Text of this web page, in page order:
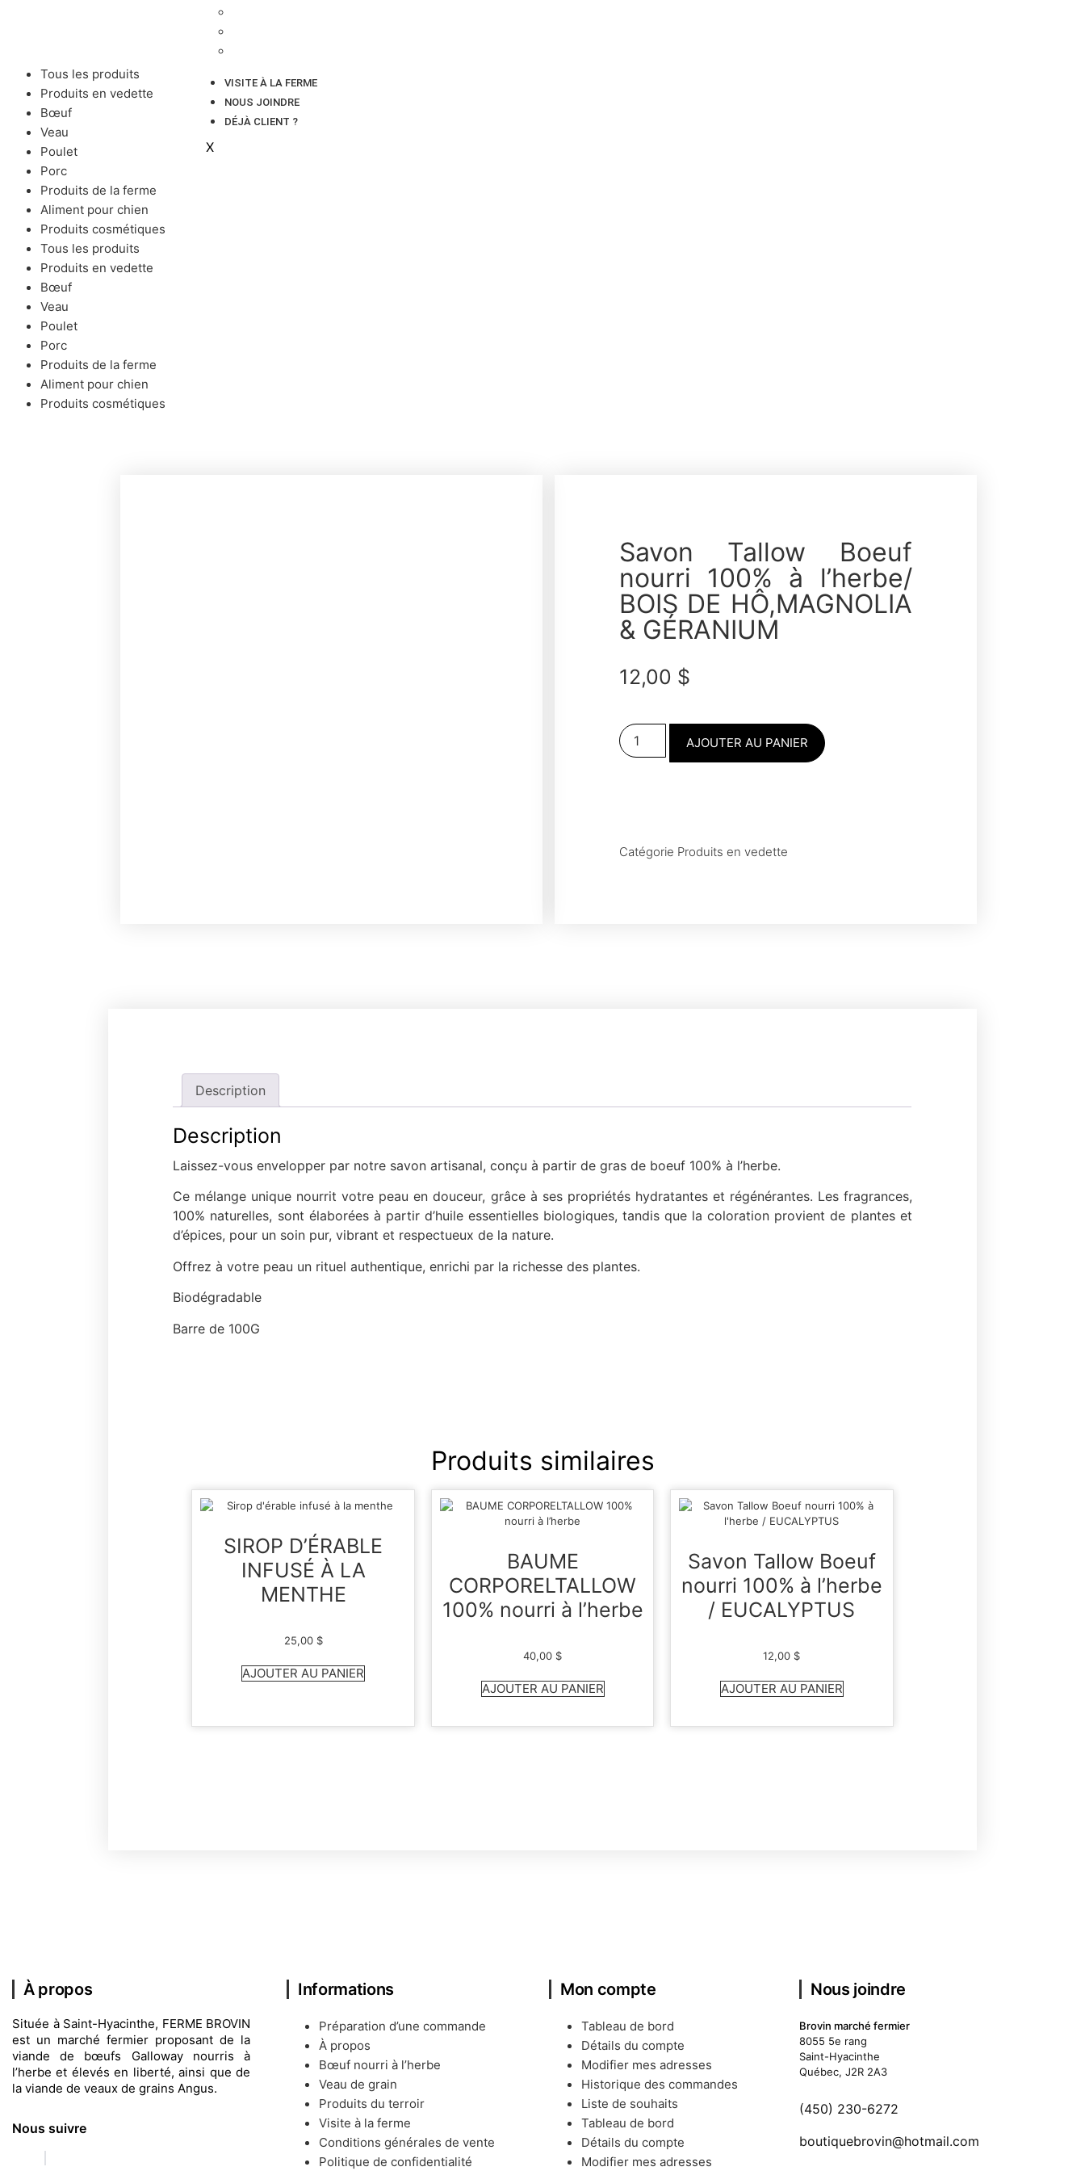
VISITE À LA FERME
NOUS JOINDRE
DÉJÀ CLIENT ?
X
Tous les produits
Produits en vedette
Bœuf
Veau
Poulet
Porc
Produits de la ferme
Aliment pour chien
Produits cosmétiques
Tous les produits
Produits en vedette
Bœuf
Veau
Poulet
Porc
Produits de la ferme
Aliment pour chien
Produits cosmétiques
Savon Tallow Boeuf
nourri 100% à l’herbe/
BOIS DE HÔ,MAGNOLIA
& GÉRANIUM
12,00 $
AJOUTER AU PANIER
Catégorie Produits en vedette
Description
Description
Laissez-vous envelopper par notre savon artisanal, conçu à partir de gras de boeuf 100% à l’herbe.
Ce mélange unique nourrit votre peau en douceur, grâce à ses propriétés hydratantes et régénérantes. Les fragrances,
100% naturelles, sont élaborées à partir d’huile essentielles biologiques, tandis que la coloration provient de plantes et
d’épices, pour un soin pur, vibrant et respectueux de la nature.
Offrez à votre peau un rituel authentique, enrichi par la richesse des plantes.
Biodégradable
Barre de 100G
Produits similaires
SIROP D’ÉRABLE
INFUSÉ À LA
MENTHE
25,00 $
AJOUTER AU PANIER
BAUME
CORPORELTALLOW
100% nourri à l’herbe
40,00 $
AJOUTER AU PANIER
Savon Tallow Boeuf
nourri 100% à l’herbe
/ EUCALYPTUS
12,00 $
AJOUTER AU PANIER
À propos
Située à Saint-Hyacinthe, FERME BROVIN
est un marché fermier proposant de la
viande de bœufs Galloway nourris à
l’herbe et élevés en liberté, ainsi que de
la viande de veaux de grains Angus.
Nous suivre
Informations
Préparation d’une commande
À propos
Bœuf nourri à l’herbe
Veau de grain
Produits du terroir
Visite à la ferme
Conditions générales de vente
Politique de confidentialité
Mon compte
Tableau de bord
Détails du compte
Modifier mes adresses
Historique des commandes
Liste de souhaits
Tableau de bord
Détails du compte
Modifier mes adresses
Nous joindre
Brovin marché fermier
8055 5e rang
Saint-Hyacinthe
Québec, J2R 2A3
(450) 230-6272
boutiquebrovin@hotmail.com